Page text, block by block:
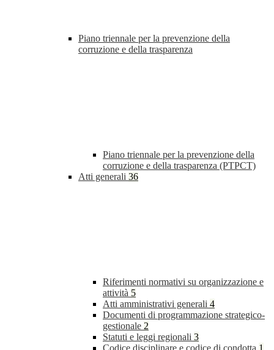
Piano triennale per la prevenzione della
corruzione e della trasparenza
Piano triennale per la prevenzione della
corruzione e della trasparenza (PTPCT)
Atti generali 36
Riferimenti normativi su organizzazione e
attività 5
Atti amministrativi generali 4
Documenti di programmazione strategico-
gestionale 2
Statuti e leggi regionali 3